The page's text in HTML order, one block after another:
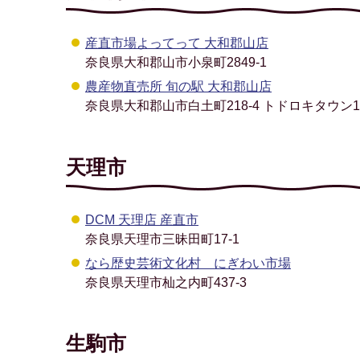
産直市場よってって 大和郡山店
奈良県大和郡山市小泉町2849-1
農産物直売所 旬の駅 大和郡山店
奈良県大和郡山市白土町218-4 トドロキタウン
天理市
DCM 天理店 産直市
奈良県天理市三昧田町17-1
なら歴史芸術文化村 にぎわい市場
奈良県天理市杣之内町437-3
生駒市